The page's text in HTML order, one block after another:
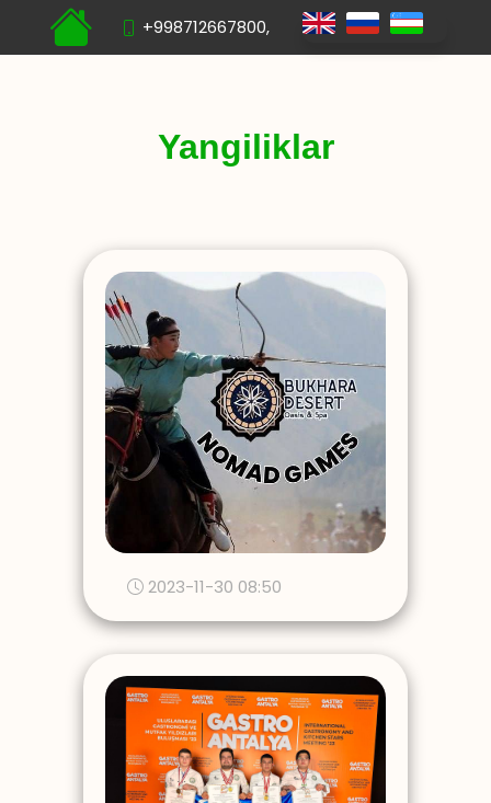
+998712667800,
Yangiliklar
2023-11-30 08:50